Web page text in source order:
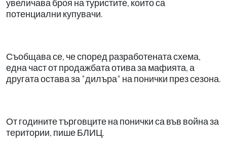
увеличава броя на туристите, които са
потенциални купувачи.
Съобщава се, че според разработената схема,
една част от продажбата отива за мафията, а
другата остава за "дилъра" на понички през сезона.
От годините търговците на понички са във война за
територии, пише БЛИЦ.